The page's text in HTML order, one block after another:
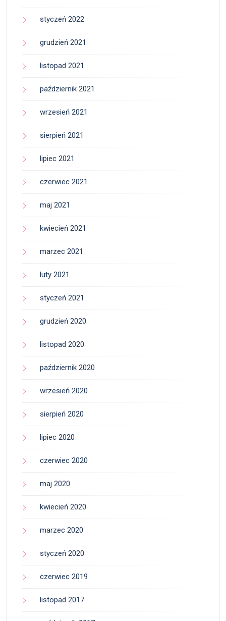
styczeń 2022
grudzień 2021
listopad 2021
październik 2021
wrzesień 2021
sierpień 2021
lipiec 2021
czerwiec 2021
maj 2021
kwiecień 2021
marzec 2021
luty 2021
styczeń 2021
grudzień 2020
listopad 2020
październik 2020
wrzesień 2020
sierpień 2020
lipiec 2020
czerwiec 2020
maj 2020
kwiecień 2020
marzec 2020
styczeń 2020
czerwiec 2019
listopad 2017